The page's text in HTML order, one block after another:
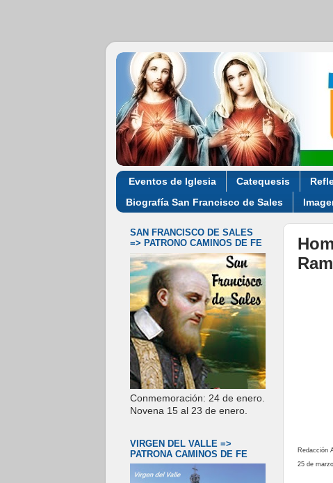
Eventos de Iglesia Catequesis
Biografía San Francisco de Sales
Redacción
25 de
SAN FRANCISCO DE SALES
=> PATRONO CAMINOS DE FE
Conmemoración: 24 de enero.
Novena 15 al 23 de enero.
VIRGEN DEL VALLE =>
PATRONA CAMINOS DE FE